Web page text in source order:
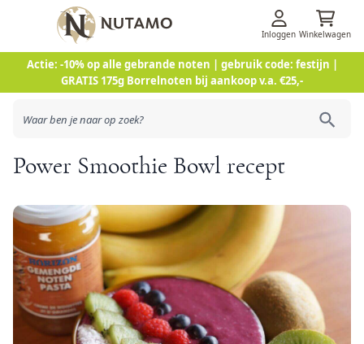
Actie: -10% op alle gebrande noten | gebruik code: festijn |
GRATIS 175g Borrelnoten bij aankoop v.a. €25,-
Ga naar de inhoud
Inloggen Winkelwagen
Power Smoothie Bowl recept